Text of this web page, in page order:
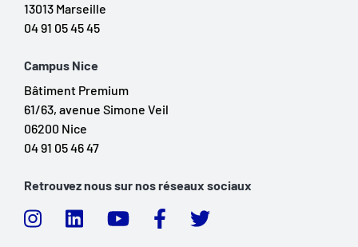
13013 Marseille
04 91 05 45 45
Campus Nice
Bâtiment Premium
61/63, avenue Simone Veil
06200 Nice
04 91 05 46 47
Retrouvez nous sur nos réseaux sociaux